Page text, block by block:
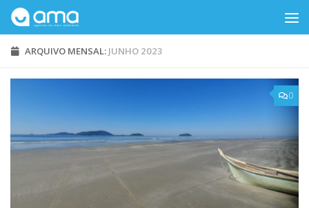
Skip to content
ARQUIVO MENSAL: JUNHO 2023
0